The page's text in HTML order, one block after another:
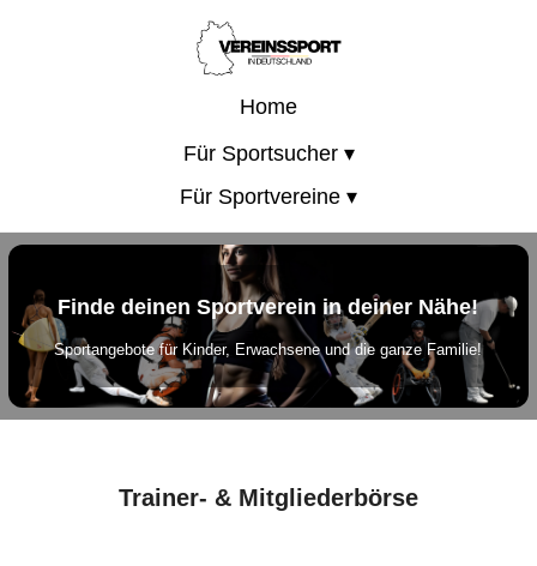
Home
Für Sportsucher ▾
Für Sportvereine ▾
Finde deinen Sportverein in deiner Nähe!
Sportangebote für Kinder, Erwachsene und die ganze Familie!
Trainer- & Mitgliederbörse